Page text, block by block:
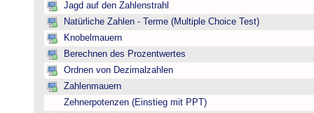
Jagd auf den Zahlenstrahl
Natürliche Zahlen - Terme (Multiple Choice Test)
Knobelmauern
Berechnen des Prozentwertes
Ordnen von Dezimalzahlen
Zahlenmauern
Zehnerpotenzen (Einstieg mit PPT)